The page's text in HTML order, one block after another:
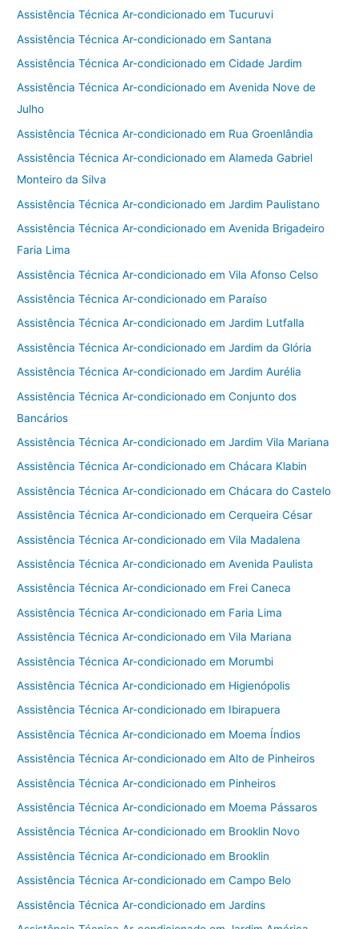
Assistência Técnica Ar-condicionado em Tucuruvi
Assistência Técnica Ar-condicionado em Santana
Assistência Técnica Ar-condicionado em Cidade Jardim
Assistência Técnica Ar-condicionado em Avenida Nove de
Julho
Assistência Técnica Ar-condicionado em Rua Groenlândia
Assistência Técnica Ar-condicionado em Alameda Gabriel
Monteiro da Silva
Assistência Técnica Ar-condicionado em Jardim Paulistano
Assistência Técnica Ar-condicionado em Avenida Brigadeiro
Faria Lima
Assistência Técnica Ar-condicionado em Vila Afonso Celso
Assistência Técnica Ar-condicionado em Paraíso
Assistência Técnica Ar-condicionado em Jardim Lutfalla
Assistência Técnica Ar-condicionado em Jardim da Glória
Assistência Técnica Ar-condicionado em Jardim Aurélia
Assistência Técnica Ar-condicionado em Conjunto dos
Bancários
Assistência Técnica Ar-condicionado em Jardim Vila Mariana
Assistência Técnica Ar-condicionado em Chácara Klabin
Assistência Técnica Ar-condicionado em Chácara do Castelo
Assistência Técnica Ar-condicionado em Cerqueira César
Assistência Técnica Ar-condicionado em Vila Madalena
Assistência Técnica Ar-condicionado em Avenida Paulista
Assistência Técnica Ar-condicionado em Frei Caneca
Assistência Técnica Ar-condicionado em Faria Lima
Assistência Técnica Ar-condicionado em Vila Mariana
Assistência Técnica Ar-condicionado em Morumbi
Assistência Técnica Ar-condicionado em Higienópolis
Assistência Técnica Ar-condicionado em Ibirapuera
Assistência Técnica Ar-condicionado em Moema Índios
Assistência Técnica Ar-condicionado em Alto de Pinheiros
Assistência Técnica Ar-condicionado em Pinheiros
Assistência Técnica Ar-condicionado em Moema Pássaros
Assistência Técnica Ar-condicionado em Brooklin Novo
Assistência Técnica Ar-condicionado em Brooklin
Assistência Técnica Ar-condicionado em Campo Belo
Assistência Técnica Ar-condicionado em Jardins